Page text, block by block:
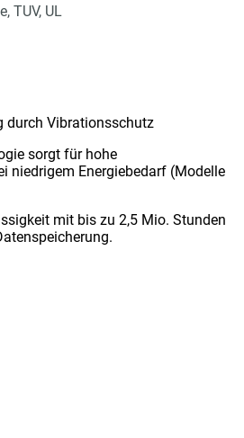
TUV, UL
durch Vibrationsschutz
sorgt für hohe
niedrigem Energiebedarf (Modelle
mit bis zu 2,5 Mio. Stunden